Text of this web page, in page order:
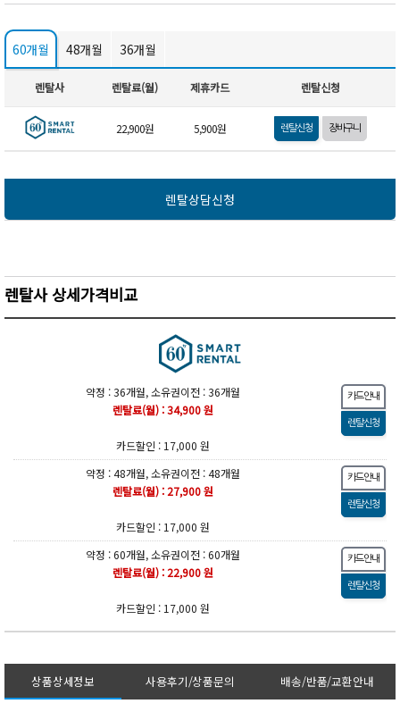
60개월 48개월 36개월
렌탈사 렌탈료(월) 제휴카드 렌탈신청
22,900원 5,900원
렌탈상담신청
렌탈사 상세가격비교
약정 : 36개월, 소유권이전 : 36개월
렌탈료(월) : 34,900 원
카드할인 : 17,000 원
약정 : 48개월, 소유권이전 : 48개월
렌탈료(월) : 27,900 원
카드할인 : 17,000 원
약정 : 60개월, 소유권이전 : 60개월
렌탈료(월) : 22,900 원
카드할인 : 17,000 원
상품상세정보 사용후기/상품문의 배송/반품/교환안내